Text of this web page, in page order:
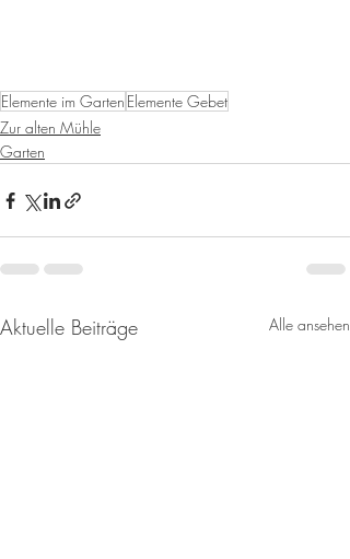
Elemente im Garten Elemente Gebet
Zur alten Mühle
Garten
Aktuelle Beiträge Alle ansehen